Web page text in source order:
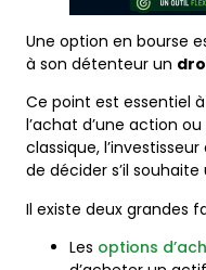
Une option en bourse
à son détenteur un
Ce point est essentiel
l’achat d’une action
classique,
de décider s’il
Il existe deux grandes
Les options